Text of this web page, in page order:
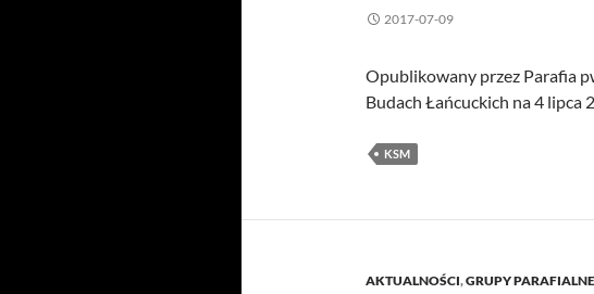
2017-07-09
Opublikowany przez Parafia
Budach Łańcuckich na 4 lipca
KSM
AKTUALNOŚCI,GRUPY PARAFIALNE